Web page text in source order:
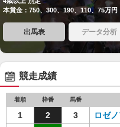
本賞金：750、300、190、110、75万円
出馬表 データ分析
競走成績
着順 枠番 馬番
1 2 3 ロゼ